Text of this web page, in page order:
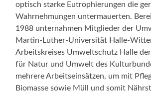
optisch starke Eutrophierungen die
Wahrnehmungen untermauerten.
1988 unternahmen Mitglieder der
Martin-Luther-Universität Halle-
Arbeitskreises Umweltschutz Halle
für Natur und Umwelt des
mehrere Arbeitseinsätzen, um mit
Biomasse sowie Müll und somit